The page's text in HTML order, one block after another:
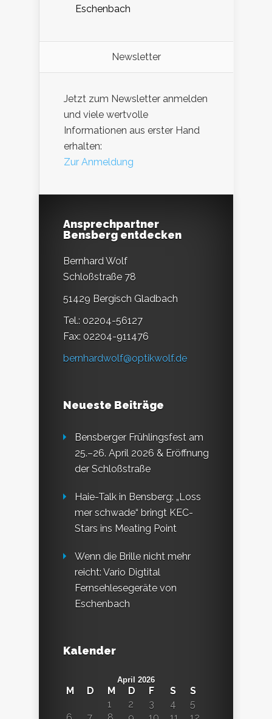
Eschenbach
Newsletter
Jetzt zum Newsletter anmelden
und viele wertvolle
Informationen aus erster Hand
erhalten:
Zur Anmeldung
Ansprechpartner
Bensberg entdecken
Bernhard Wolf
Schloßstraße 78
51429 Bergisch Gladbach
Tel.: 02204-56127
Fax: 02204-911476
bernhardwolf@optikwolf.de
Neueste Beiträge
Bensberger Frühlingsfest am
25.–26. April 2026 & Eröffnung
der Schloßstraße
Haie-Talk in Bensberg: „Loss
mer schwade“ bringt KEC-
Stars ins Meating Point
Wenn die Brille nicht mehr
reicht: Vario Digtital
Fernsehlesegeräte von
Eschenbach
Kalender
April 2026
M D M D F S
S
1
2 3 4
5